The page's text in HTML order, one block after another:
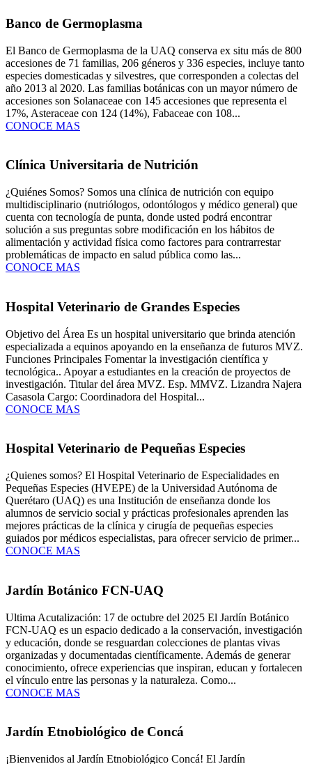
Banco de Germoplasma
El Banco de Germoplasma de la UAQ conserva ex situ más de 800
accesiones de 71 familias, 206 géneros y 336 especies, incluye tanto
especies domesticadas y silvestres, que corresponden a colectas del
año 2013 al 2020. Las familias botánicas con un mayor número de
accesiones son Solanaceae con 145 accesiones que representa el
17%, Asteraceae con 124 (14%), Fabaceae con 108...
CONOCE MAS
Clínica Universitaria de Nutrición
¿Quiénes Somos? Somos una clínica de nutrición con equipo
multidisciplinario (nutriólogos, odontólogos y médico general) que
cuenta con tecnología de punta, donde usted podrá encontrar
solución a sus preguntas sobre modificación en los hábitos de
alimentación y actividad física como factores para contrarrestar
problemáticas de impacto en salud pública como las...
CONOCE MAS
Hospital Veterinario de Grandes Especies
Objetivo del Área Es un hospital universitario que brinda atención
especializada a equinos apoyando en la enseñanza de futuros MVZ.
Funciones Principales Fomentar la investigación científica y
tecnológica.. Apoyar a estudiantes en la creación de proyectos de
investigación. Titular del área MVZ. Esp. MMVZ. Lizandra Najera
Casasola Cargo: Coordinadora del Hospital...
CONOCE MAS
Hospital Veterinario de Pequeñas Especies
¿Quienes somos? El Hospital Veterinario de Especialidades en
Pequeñas Especies (HVEPE) de la Universidad Autónoma de
Querétaro (UAQ) es una Institución de enseñanza donde los
alumnos de servicio social y prácticas profesionales aprenden las
mejores prácticas de la clínica y cirugía de pequeñas especies
guiados por médicos especialistas, para ofrecer servicio de primer...
CONOCE MAS
Jardín Botánico FCN-UAQ
Ultima Acutalización: 17 de octubre del 2025 El Jardín Botánico
FCN-UAQ es un espacio dedicado a la conservación, investigación
y educación, donde se resguardan colecciones de plantas vivas
organizadas y documentadas científicamente. Además de generar
conocimiento, ofrece experiencias que inspiran, educan y fortalecen
el vínculo entre las personas y la naturaleza. Como...
CONOCE MAS
Jardín Etnobiológico de Concá
¡Bienvenidos al Jardín Etnobiológico Concá! El Jardín